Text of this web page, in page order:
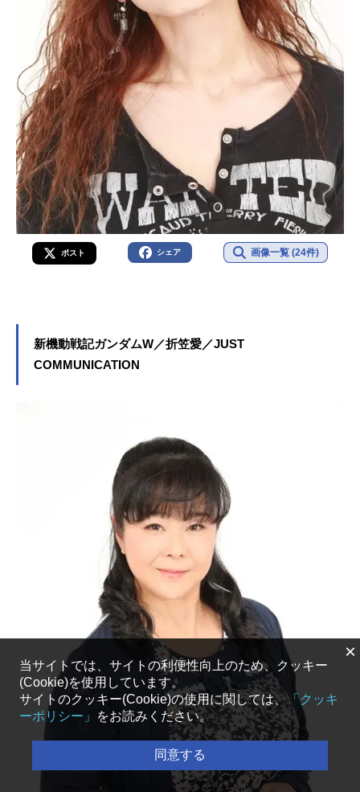
ポスト シェア 画像一覧 (24件)
新機動戦記ガンダムW／折笠愛／JUST
COMMUNICATION
×
当サイトでは、サイトの利便性向上のため、クッキー
(Cookie)を使用しています。
サイトのクッキー(Cookie)の使用に関しては、「クッキ
ーポリシー」
をお読みください。
同意する